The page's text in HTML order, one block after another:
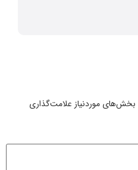
بخش‌های موردنیاز علامت‌گذاری